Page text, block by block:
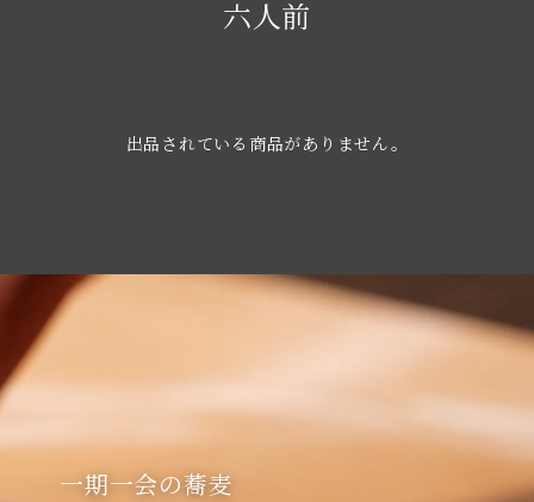
六人前
出品されている商品がありません。
一期一会の蕎麦